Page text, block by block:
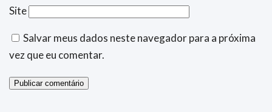
Site
Salvar meus dados neste navegador para a próxima
vez que eu comentar.